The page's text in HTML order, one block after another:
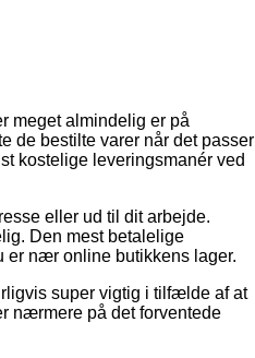
meget almindelig er på
de bestilte varer når det passer
kostelige leveringsmanér ved
eller ud til dit arbejde.
Den mest betalelige
er nær online butikkens lager.
super vigtig i tilfælde af at
nærmere på det forventede